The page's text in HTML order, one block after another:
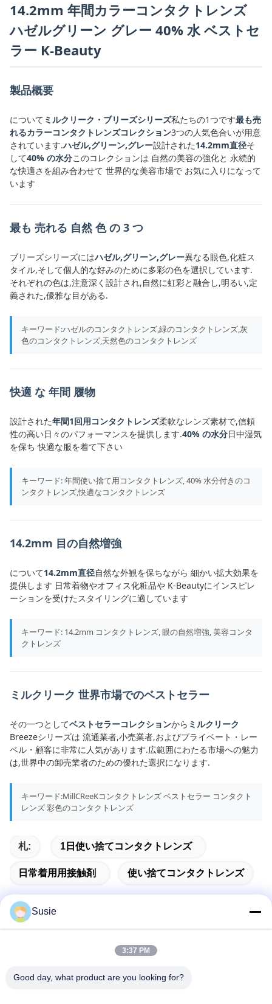
14.2mm 年間カラーコンタクトレンズ
ハゼルグリーン グレー 40% 水 ベストセ
ラー K-Beauty
製品概要
について ミルクリーク・ブリーズシリーズ私たちの1つです最も売
れるカラーコンタクトレンズコレクション3つの人気色合いが用意
されています.ハゼル,グリーン,グレー設計された14.2mm直径そ
して40% の水分このコレクションは 自然の美容の強化と 永続的
な快適さを組み合わせて 世界的な美容市場で お気に入りになって
います
最も 売れる 自然 色 の 3 つ
ブリーズシリーズにはハゼル,グリーン,グレー異なる眼色,化粧ス
タイル,そして個人的な好みのために多彩の色を選択しています.
それぞれの色は,注意深く設計され,自然に虹彩と融合し,明るい,定
義された,優雅な目がある.
キーワード:ハゼルのコンタクトレンズ,緑のコンタクトレンズ,灰
色のコンタクトレンズ,天然色のコンタクトレンズ
快適 な 年間 履物
設計された年間1回用コンタクトレンズ柔軟なレンズ素材で,信頼
性の高い日々のパフォーマンスを提供します.40% の水分日中湿気
を保ち 快適な服を着て下さい
キーワード: 年間使い捨て用コンタクトレンズ, 40% 水分付きのコ
ンタクトレンズ,快適なコンタクトレンズ
14.2mm 目の自然増強
について14.2mm直径自然な外観を保ちながら 細かい拡大効果を
提供します 日常着物やオフィス化粧品や K-Beautyにインスピレ
ーションを受けたスタイリングに適しています
キーワード: 14.2mm コンタクトレンズ, 眼の自然増強, 美容コンタ
クトレンズ
ミルクリーク 世界市場でのベストセラー
その一つとしてベストセラーコレクションから ミルクリーク
Breezeシリーズは 流通業者,小売業者,およびプライベート・レー
ベル・顧客に非常に人気があります.広範囲にわたる市場への魅力
は,世界中の卸売業者のための優れた選択になります.
キーワード:MillCReeKコンタクトレンズ ベストセラー コンタクト
レンズ 彩色のコンタクトレンズ
札: 1日使い捨てコンタクトレンズ
日常着用用接触剤 使い捨てコンタクトレンズ
住所
Susie
3:37 PM
Good day, what product are you looking for?